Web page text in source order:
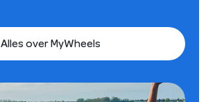
Alles over MyWheels